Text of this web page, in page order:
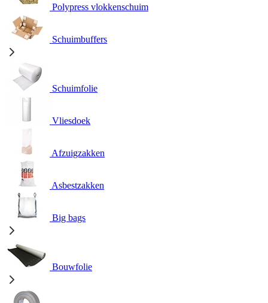
Polypress vlokkenschuim
Schuimbuffers
Schuimfolie
Vliesdoek
Afzuigzakken
Asbestzakken
Big bags
Bouwfolie